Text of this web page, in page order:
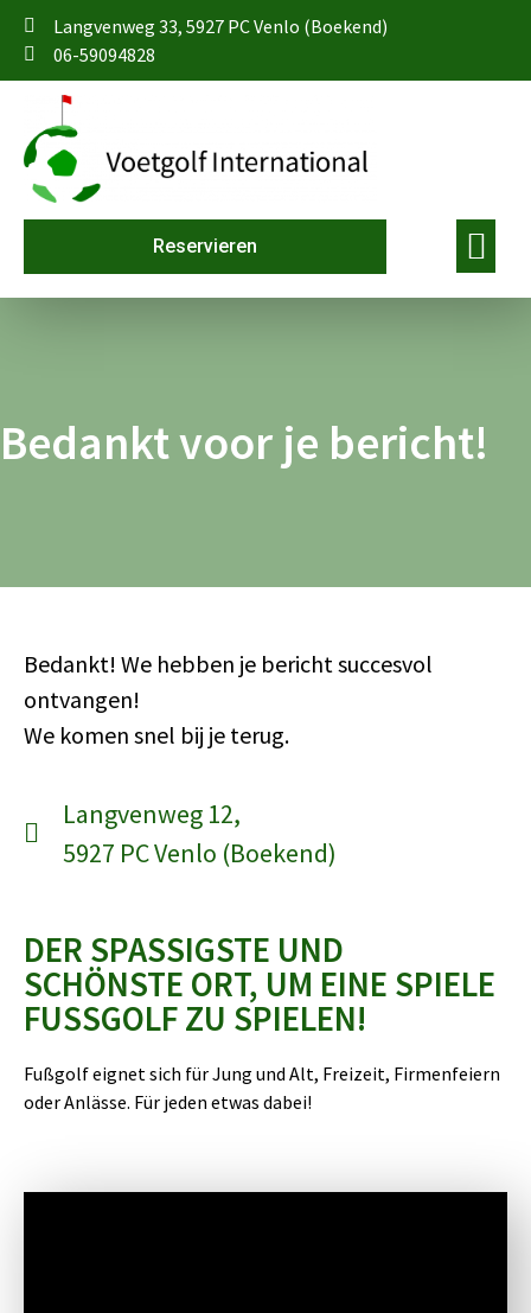
Langvenweg 33, 5927 PC Venlo (Boekend)
06-59094828
Reservieren
Bedankt voor je bericht!
Bedankt! We hebben je bericht succesvol
ontvangen!
We komen snel bij je terug.
Langvenweg 12,
5927 PC Venlo (Boekend)
DER SPASSIGSTE UND
SCHÖNSTE ORT, UM EINE SPIELE
FUSSGOLF ZU SPIELEN!
Fußgolf eignet sich für Jung und Alt, Freizeit, Firmenfeiern
oder Anlässe. Für jeden etwas dabei!